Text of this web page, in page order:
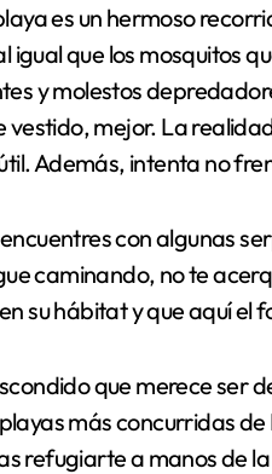
es un hermoso
que los mosquitos
y molestos
mejor. La
Además, intenta no
con algunas
caminando, no te
su hábitat y que aquí el
que merece ser
más concurridas
refugiarte a manos de